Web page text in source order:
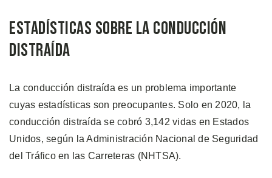
Estadísticas sobre la Conducción
Distraída
La conducción distraída es un problema importante
cuyas estadísticas son preocupantes. Solo en 2020, la
conducción distraída se cobró 3,142 vidas en Estados
Unidos, según la Administración Nacional de Seguridad
del Tráfico en las Carreteras (NHTSA).